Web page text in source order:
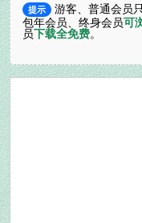
提示 游客、普通会员
包年会员、终身会员可
员下载全免费。